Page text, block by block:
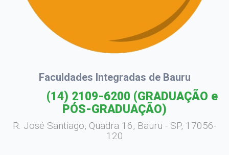
Faculdades Integradas de Bauru
(14) 2109-6200 (GRADUAÇÃO e
PÓS-GRADUAÇÃO)
R. José Santiago, Quadra 16, Bauru - SP, 17056-
120